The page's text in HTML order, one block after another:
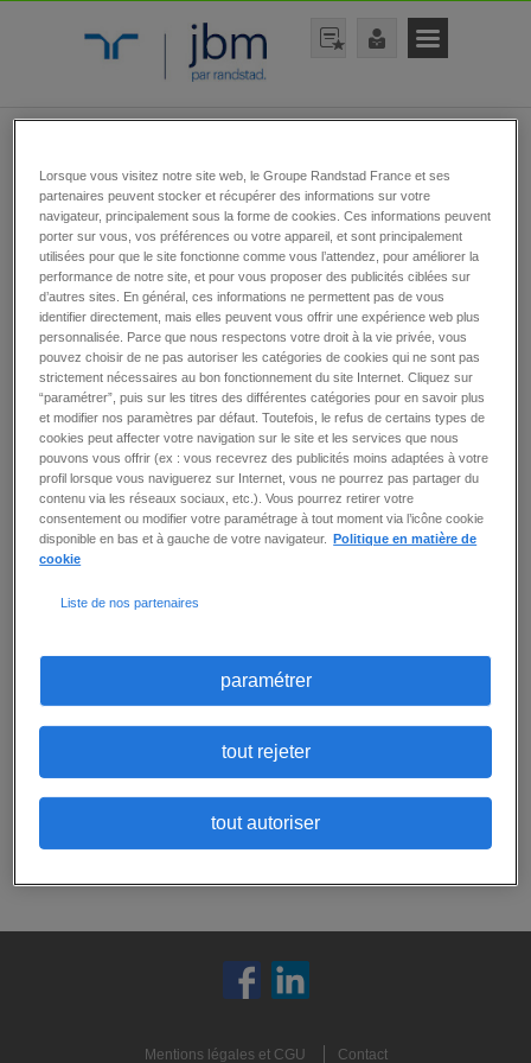
Toutes nos offres
d’emplois
à tous vos critères.
créer une alerte email
à ces critères, ouenvoyer votre candidature
candidature spontanée
créer une alerte
rechercher une offre
rechercher
Mentions légales et CGU Contact
Lorsque vous visitez notre site web, le Groupe Randstad France et ses
partenaires peuvent stocker et récupérer des informations sur votre
navigateur, principalement sous la forme de cookies. Ces informations peuvent
porter sur vous, vos préférences ou votre appareil, et sont principalement
utilisées pour que le site fonctionne comme vous l’attendez, pour améliorer la
performance de notre site, et pour vous proposer des publicités ciblées sur
d’autres sites. En général, ces informations ne permettent pas de vous
identifier directement, mais elles peuvent vous offrir une expérience web plus
personnalisée. Parce que nous respectons votre droit à la vie privée, vous
pouvez choisir de ne pas autoriser les catégories de cookies qui ne sont pas
strictement nécessaires au bon fonctionnement du site Internet. Cliquez sur
“paramétrer”, puis sur les titres des différentes catégories pour en savoir plus
et modifier nos paramètres par défaut. Toutefois, le refus de certains types de
cookies peut affecter votre navigation sur le site et les services que nous
pouvons vous offrir (ex : vous recevrez des publicités moins adaptées à votre
profil lorsque vous naviguerez sur Internet, vous ne pourrez pas partager du
contenu via les réseaux sociaux, etc.). Vous pourrez retirer votre
consentement ou modifier votre paramétrage à tout moment via l’icône cookie
disponible en bas et à gauche de votre navigateur.
Politique en matière de
cookie
Liste de nos partenaires
paramétrer
tout rejeter
tout autoriser